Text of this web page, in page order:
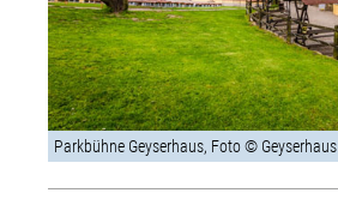
Parkbühne Geyserhaus, Foto © Geyserhaus